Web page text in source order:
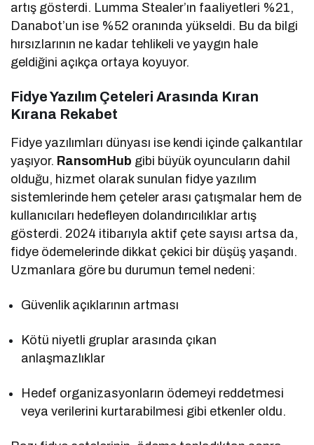
artış gösterdi. Lumma Stealer’ın faaliyetleri %21,
Danabot’un ise %52 oranında yükseldi. Bu da bilgi
hırsızlarının ne kadar tehlikeli ve yaygın hale
geldiğini açıkça ortaya koyuyor.
Fidye Yazılım Çeteleri Arasında Kıran
Kırana Rekabet
Fidye yazılımları dünyası ise kendi içinde çalkantılar
yaşıyor. RansomHub gibi büyük oyuncuların dahil
olduğu, hizmet olarak sunulan fidye yazılım
sistemlerinde hem çeteler arası çatışmalar hem de
kullanıcıları hedefleyen dolandırıcılıklar artış
gösterdi. 2024 itibarıyla aktif çete sayısı artsa da,
fidye ödemelerinde dikkat çekici bir düşüş yaşandı.
Uzmanlara göre bu durumun temel nedeni:
Güvenlik açıklarının artması
Kötü niyetli gruplar arasında çıkan
anlaşmazlıklar
Hedef organizasyonların ödemeyi reddetmesi
veya verilerini kurtarabilmesi gibi etkenler oldu.